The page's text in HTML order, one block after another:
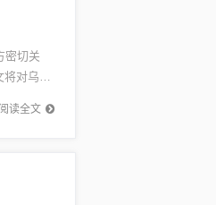
密切关
将对乌克
供全
阅读全文